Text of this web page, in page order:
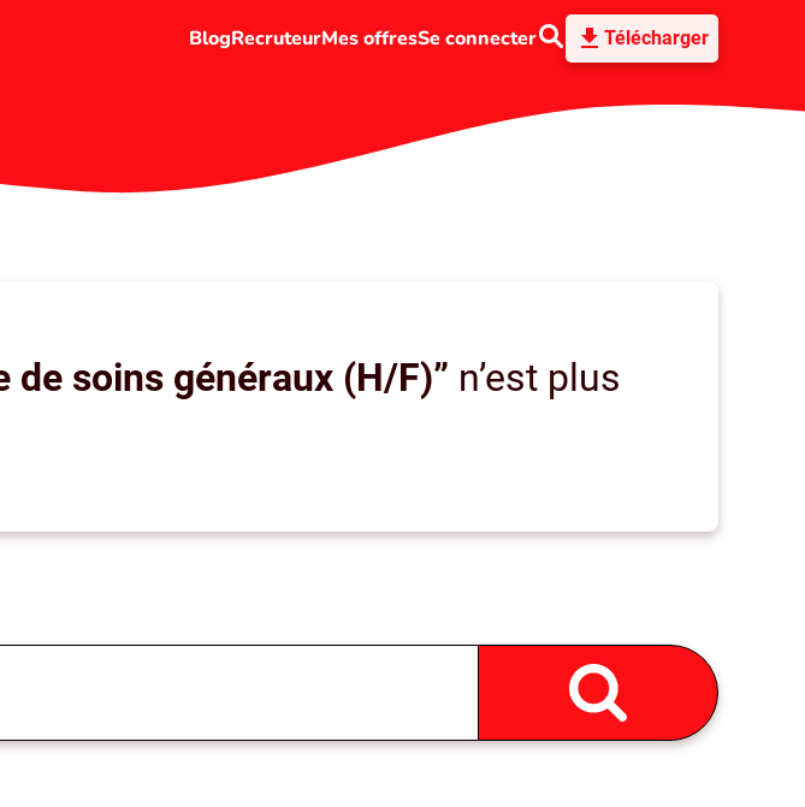
BlogRecruteurMes offresSe connecter Télécharger
soins généraux (H/F)” n’est plus